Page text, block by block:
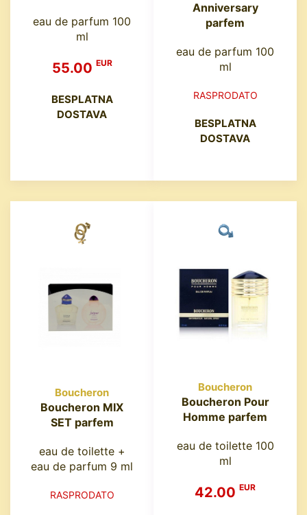
eau de parfum 100
ml
55.00 EUR
BESPLATNA
DOSTAVA
Anniversary
parfem
eau de parfum 100
ml
RASPRODATO
BESPLATNA
DOSTAVA
Boucheron
Boucheron MIX
SET parfem
eau de toilette +
eau de parfum 9 ml
RASPRODATO
Boucheron
Boucheron Pour
Homme parfem
eau de toilette 100
ml
42.00 EUR